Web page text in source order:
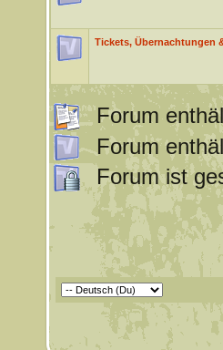
Tickets, Übernachtungen
Forum
Forum
Forum ist